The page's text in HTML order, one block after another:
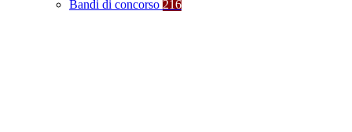
Bandi di concorso 216